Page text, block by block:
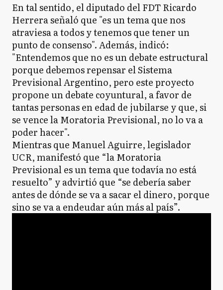
En tal sentido, el diputado del FDT Ricardo
Herrera señaló que "es un tema que nos
atraviesa a todos y tenemos que tener un
punto de consenso". Además, indicó:
"Entendemos que no es un debate estructural
porque debemos repensar el Sistema
Previsional Argentino, pero este proyecto
propone un debate coyuntural, a favor de
tantas personas en edad de jubilarse y que, si
se vence la Moratoria Previsional, no lo va a
poder hacer".
Mientras que Manuel Aguirre, legislador
UCR, manifestó que “la Moratoria
Previsional es un tema que todavía no está
resuelto” y advirtió que “se debería saber
antes de dónde se va a sacar el dinero, porque
sino se va a endeudar aún más al país”.